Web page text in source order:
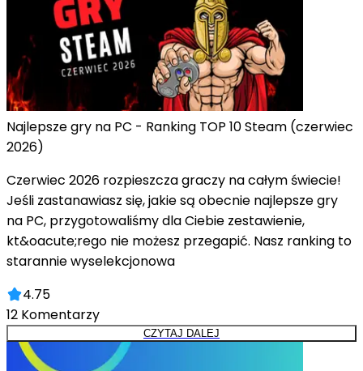
Najlepsze gry na PC - Ranking TOP 10 Steam (czerwiec
2026)
Czerwiec 2026 rozpieszcza graczy na całym świecie!
Jeśli zastanawiasz się, jakie są obecnie najlepsze gry
na PC, przygotowaliśmy dla Ciebie zestawienie,
kt&oacute;rego nie możesz przegapić. Nasz ranking to
starannie wyselekcjonowa
4.75
12 Komentarzy
CZYTAJ DALEJ